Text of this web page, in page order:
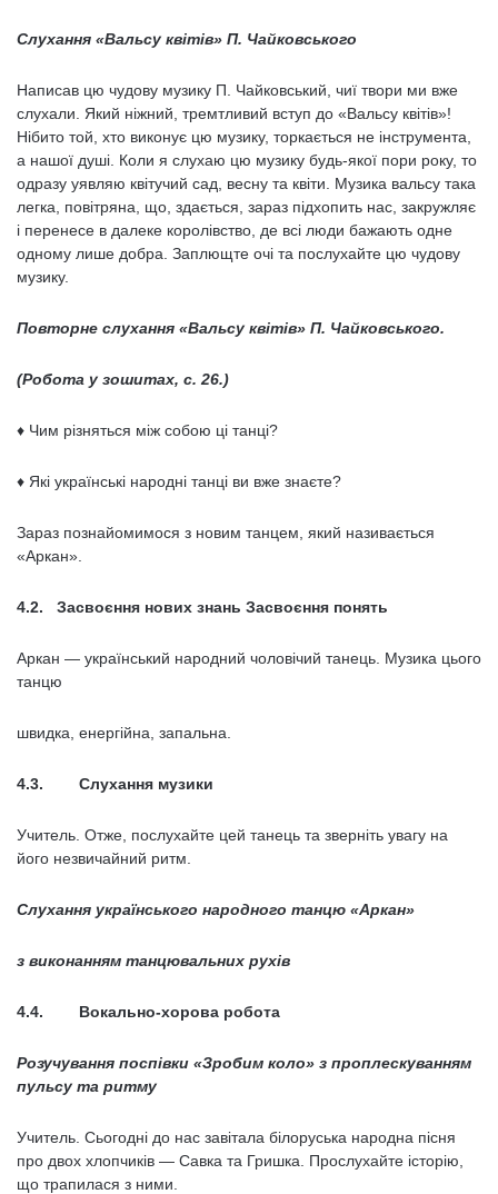
Слухання «Вальсу квітів» П. Чайковського
Написав цю чудову музику П. Чайковський, чиї твори ми вже
слухали. Який ніжний, тремтливий вступ до «Вальсу квітів»!
Нібито той, хто виконує цю музику, торкається не інструмента,
а нашої душі. Коли я слухаю цю музи­ку будь-якої пори року, то
одразу уявляю квітучий сад, весну та квіти. Музика вальсу така
легка, повітряна, що, здається, зараз підхопить нас, закружляє
і перенесе в далеке королівство, де всі люди бажають одне
одному лише добра. Заплющте очі та послухайте цю чудову
музику.
Повторне слухання «Вальсу квітів» П. Чайковського.
(Робота у зошитах, с. 26.)
♦ Чим різняться між собою ці танці?
♦ Які українські народні танці ви вже знаєте?
Зараз познайомимося з новим танцем, який називається
«Аркан».
4.2. Засвоєння нових знань Засвоєння понять
Аркан — український народний чоловічий танець. Музика цього
танцю
швидка, енергійна, запальна.
4.3. Слухання музики
Учитель. Отже, послухайте цей танець та зверніть увагу на
його незвичайний ритм.
Слухання українського народного танцю «Аркан»
з виконанням танцювальних рухів
4.4. Вокально-хорова робота
Розучування поспівки «Зробим коло» з проплескуванням
пульсу та ритму
Учитель. Сьогодні до нас завітала білоруська народна пісня
про двох хлопчиків — Савка та Гришка. Прослухайте історію,
що трапилася з ними.